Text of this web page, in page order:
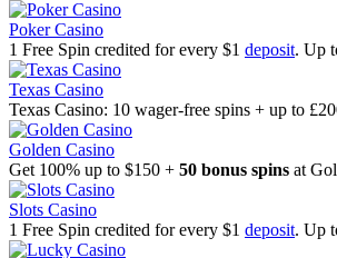
Poker Casino
1 Free Spin credited for every $1 deposit. Up
Texas Casino
Texas Casino: 10 wager-free spins + up to
Golden Casino
Get 100% up to $150 + 50 bonus spins at
Slots Casino
1 Free Spin credited for every $1 deposit. Up